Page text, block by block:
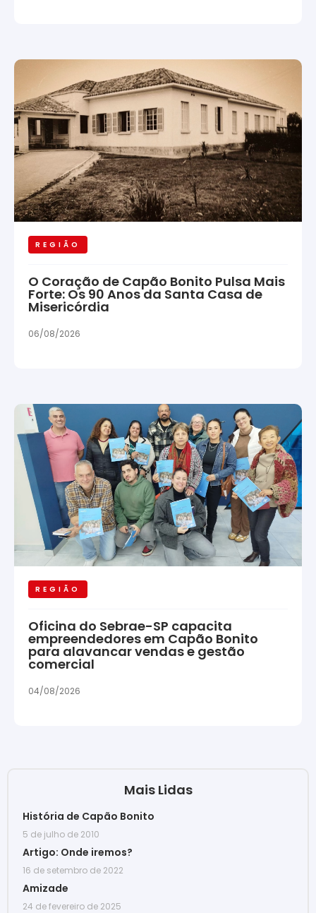
REGIÃO
O Coração de Capão Bonito Pulsa Mais
Forte: Os 90 Anos da Santa Casa de
Misericórdia
06/08/2026
REGIÃO
Oficina do Sebrae-SP capacita
empreendedores em Capão Bonito
para alavancar vendas e gestão
comercial
04/08/2026
Mais Lidas
História de Capão Bonito
5 de julho de 2010
Artigo: Onde iremos?
16 de setembro de 2022
Amizade
24 de fevereiro de 2025